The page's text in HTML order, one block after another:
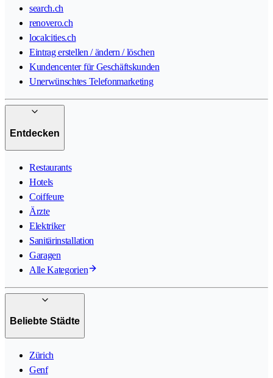
search.ch
renovero.ch
localcities.ch
Eintrag erstellen / ändern / löschen
Kundencenter für Geschäftskunden
Unerwünschtes Telefonmarketing
Entdecken
Restaurants
Hotels
Coiffeure
Ärzte
Elektriker
Sanitärinstallation
Garagen
Alle Kategorien
Beliebte Städte
Zürich
Genf